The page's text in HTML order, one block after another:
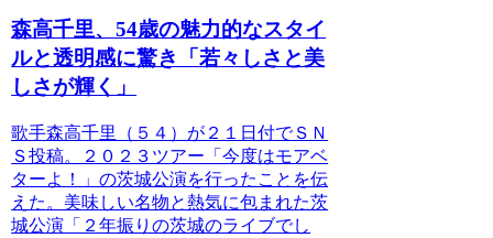
森高千里、54歳の魅力的なスタイ
ルと透明感に驚き「若々しさと美
しさが輝く」
歌手森高千里（５４）が２１日付でＳＮ
Ｓ投稿。２０２３ツアー「今度はモアベ
ターよ！」の茨城公演を行ったことを伝
えた。美味しい名物と熱気に包まれた茨
城公演「２年振りの茨城のライブでし